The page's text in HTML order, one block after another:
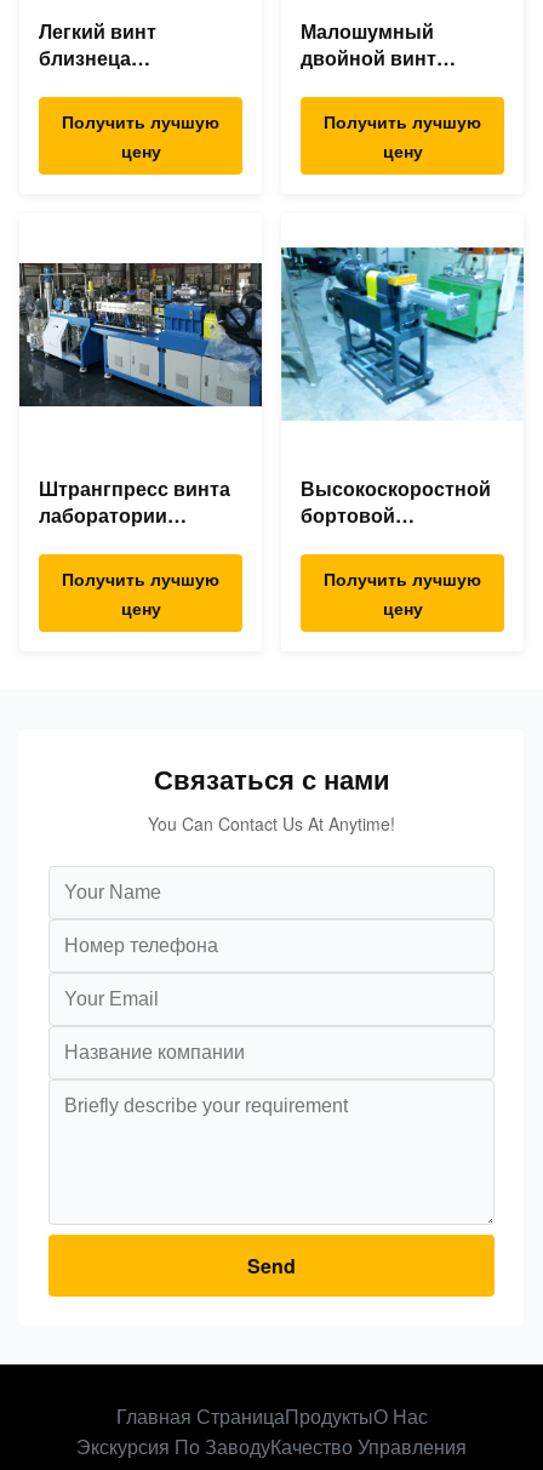
Легкий винт
близнеца
смешивая
штрангпресс для
АБС ПК ПА ПС ПЭ
Получить лучшую
цену
Малошумный
двойной винт
штрангпресс,
машину штранг-
прессования ПП/ПЭ
Получить лучшую
цену
Штрангпресс винта
лаборатории
линия штранг-
прессования винта
для ТПЭ ТПР ТПУ
Получить лучшую
цену
Высокоскоростной
бортовой
фидера для сажи
талька ТиО2 Силька
КаКо3.
Получить лучшую
цену
Связаться с нами
You Can Contact Us At Anytime!
Send
Главная СтраницаПродуктыО Нас
Экскурсия По ЗаводуКачество Управления